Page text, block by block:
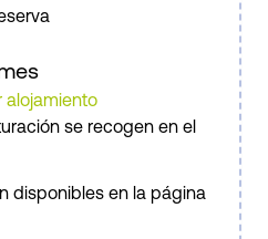
alojamiento
se recogen en el
disponibles en la página